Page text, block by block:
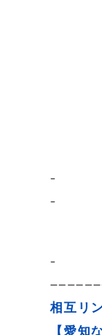
–
–
–
相互リ
【愛知